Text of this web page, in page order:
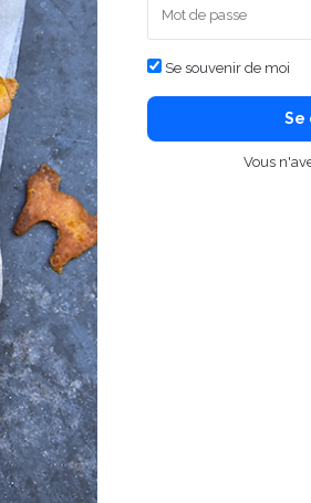
Se souvenir de moi
Se
Vous